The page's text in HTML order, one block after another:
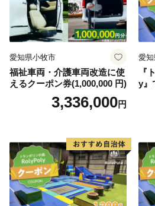
ト、こだわりのお店が多い「素
も持ちつつあります。名古屋圏か
実した住みやすい街、かかみが
愛知県小牧市
福祉車両・介護車両改造に使
えるクーポン券(1,000,000 円)
3,336,000円
愛
『
y』